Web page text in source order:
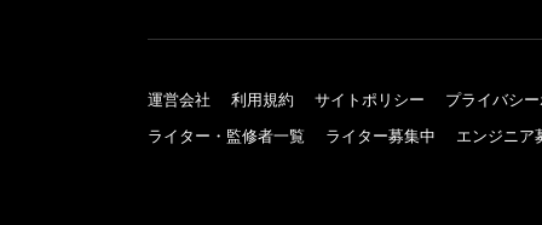
運営会社 利用規約 サイトポリシー
プライバシ
ライター・監修者一覧
ライター募集中 エンジニア